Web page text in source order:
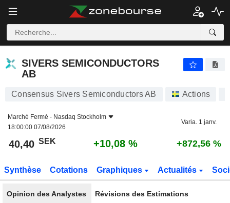
SIVERS SEMICONDUCTORS
AB
Consensus Sivers Semiconductors AB Actions
Marché Fermé - Nasdaq Stockholm
18:00:00 07/08/2026
Varia. 1 janv.
40,40 SEK +10,08 % +872,56 %
Synthèse Cotations Graphiques Actualités
Opinion des Analystes Révisions des Estimations